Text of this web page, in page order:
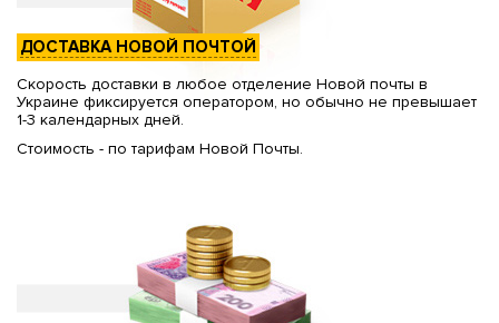
ДОСТАВКА НОВОЙ ПОЧТОЙ
Скорость доставки в любое отделение Новой почты в
Украине фиксируется оператором, но обычно не превышает
1-3 календарных дней.
Стоимость - по тарифам Новой Почты.